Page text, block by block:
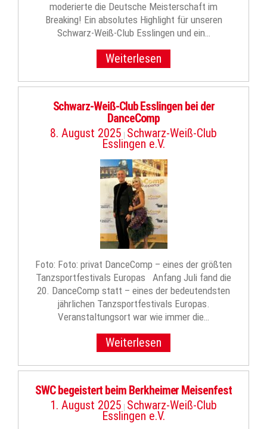
moderierte die Deutsche Meisterschaft im
Breaking! Ein absolutes Highlight für unseren
Schwarz-Weiß-Club Esslingen und ein…
Weiterlesen
Schwarz-Weiß-Club Esslingen bei der
DanceComp
8. August 2025 | Schwarz-Weiß-Club
Esslingen e.V.
Foto: Foto: privat DanceComp – eines der größten
Tanzsportfestivals Europas Anfang Juli fand die
20. DanceComp statt – eines der bedeutendsten
jährlichen Tanzsportfestivals Europas.
Veranstaltungsort war wie immer die…
Weiterlesen
SWC begeistert beim Berkheimer Meisenfest
1. August 2025 | Schwarz-Weiß-Club
Esslingen e.V.